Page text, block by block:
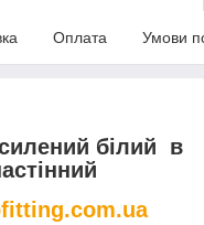
Оплата Умови
білий в